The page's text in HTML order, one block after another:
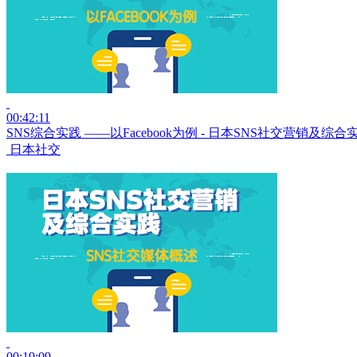
00:42:11
SNS综合实践 ——以Facebook为例 - 日本SNS社交营销及综合
日本社交